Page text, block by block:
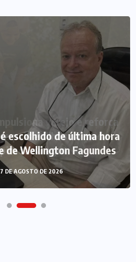
escolhido de última hora
de Wellington Fagundes
7 DE AGOSTO DE 2026